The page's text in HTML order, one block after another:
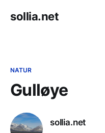
sollia.net
NATUR
Gulløye
sollia.net